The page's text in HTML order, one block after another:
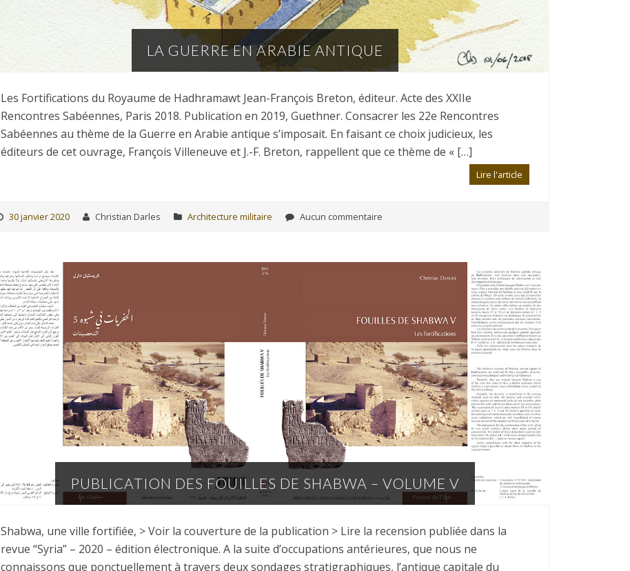
LA GUERRE EN ARABIE ANTIQUE
Les Fortifications du Royaume de Hadhramawt Jean-François Breton, éditeur. Acte des XXIIe
Rencontres Sabéennes, Paris 2018. Publication en 2019, Guethner. Consacrer les 22e Rencontres
Sabéennes au thème de la Guerre en Arabie antique s’imposait. En faisant ce choix judicieux, les
éditeurs de cet ouvrage, François Villeneuve et J.-F. Breton, rappellent que ce thème de « […]
Lire l'article
30 janvier 2020 Christian Darles Architecture militaire Aucun commentaire
PUBLICATION DES FOUILLES DE SHABWA – VOLUME V
Shabwa, une ville fortifiée, > Voir la couverture de la publication > Lire la recension publiée dans la
revue “Syria” – 2020 – édition électronique. A la suite d’occupations antérieures, que nous ne
connaissons que ponctuellement à travers deux sondages stratigraphiques, l’antique capitale du